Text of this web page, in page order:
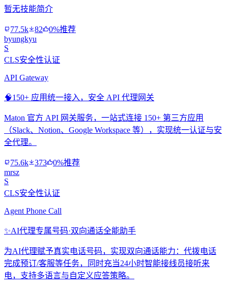
暂无技能简介
77.5k 82
0%推荐
byungkyu
S
CLS安全性认证
API Gateway
🧠150+ 应用统一接入，安全 API 代理网关
Maton 官方 API 网关服务，一站式连接 150+ 第三方应用
（Slack、Notion、Google Workspace 等），实现统一认证与安
全代理。
75.6k 373
0%推荐
mrsz
S
CLS安全性认证
Agent Phone Call
✨AI代理专属号码·双向通话全能助手
为AI代理赋予真实电话号码，实现双向通话能力：代拨电话
完成预订/客服等任务，同时充当24小时智能接线员接听来
电，支持多语言与自定义应答策略。